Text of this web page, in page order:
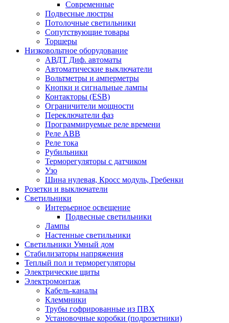
Современные
Подвесные люстры
Потолочные светильники
Сопутствующие товары
Торшеры
Низковольтное оборудование
АВДT Диф. автоматы
Автоматические выключатели
Вольтметры и амперметры
Кнопки и сигнальные лампы
Контакторы (ESB)
Ограничители мощности
Переключатели фаз
Программируемые реле времени
Реле ABB
Реле тока
Рубильники
Терморегуляторы с датчиком
Узо
Шина нулевая, Кросс модуль, Гребенки
Розетки и выключатели
Светильники
Интерьерное освещение
Подвесные светильники
Лампы
Настенные светильники
Светильники Умный дом
Стабилизаторы напряжения
Теплый пол и терморегуляторы
Электрические щиты
Электромонтаж
Кабель-каналы
Клеммники
Трубы гофрированные из ПВХ
Установочные коробки (подрозетники)